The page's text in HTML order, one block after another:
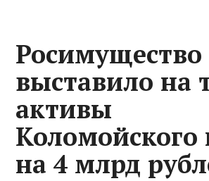
Росимущество
выставило на
активы
Коломойского
на 4 млрд